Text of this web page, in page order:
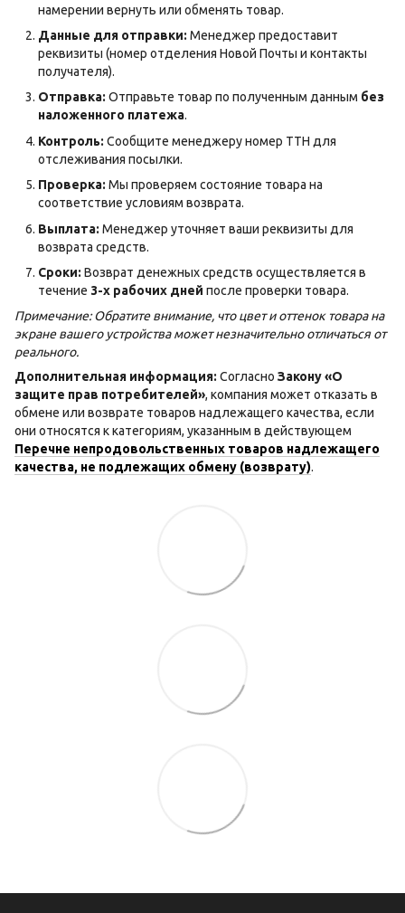
намерении вернуть или обменять товар.
Данные для отправки: Менеджер предоставит
реквизиты (номер отделения Новой Почты и контакты
получателя).
Отправка: Отправьте товар по полученным данным без
наложенного платежа.
Контроль: Сообщите менеджеру номер ТТН для
отслеживания посылки.
Проверка: Мы проверяем состояние товара на
соответствие условиям возврата.
Выплата: Менеджер уточняет ваши реквизиты для
возврата средств.
Сроки: Возврат денежных средств осуществляется в
течение 3-х рабочих дней после проверки товара.
Примечание: Обратите внимание, что цвет и оттенок товара на
экране вашего устройства может незначительно отличаться от
реального.
Дополнительная информация: Согласно Закону «О
защите прав потребителей», компания может отказать в
обмене или возврате товаров надлежащего качества, если
они относятся к категориям, указанным в действующем
Перечне непродовольственных товаров надлежащего
качества, не подлежащих обмену (возврату).